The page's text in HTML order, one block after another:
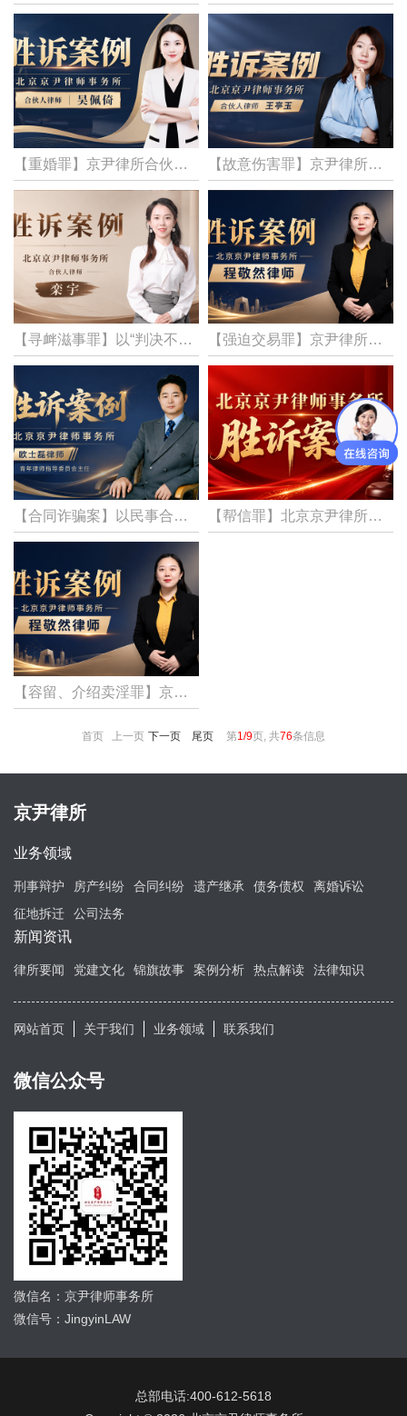
【重婚罪】京尹律所合伙人律师吴佩倚，代理重婚罪一案，当事人获不起诉决定！ 【故意伤害罪】京尹律所合伙人律师王亭玉，代理故意伤害罪一案，当事人获不起诉！
【寻衅滋事罪】以“判决不公”为由，多次上法院闹事，京尹律所合伙人律师栾宇代理寻衅滋事罪一案，当事人获缓刑！ 【强迫交易罪】京尹律所程敬然律师代理强迫交易罪案件，成功变更罪名定性，当事人获从轻处罚！
【合同诈骗案】以民事合同伪装诈骗近60万元！京尹律所欧士磊律师代理涉嫌合同诈骗案，成功推动刑事立案，56.9万元被追回，嫌疑人被依法刑拘 【帮信罪】北京京尹律所代理帮助信息网络犯罪活动罪（帮信罪）一案，成功为当事人争取到不起诉决定！
【容留、介绍卖淫罪】京尹律所程敬然律师代理组织卖淫罪一案，成功变更罪名定性为容留、介绍卖淫罪，当事人获从轻处罚！
首页 上一页 下一页 尾页 第1/9页, 共76条信息
京尹律所
业务领域
刑事辩护 房产纠纷 合同纠纷 遗产继承 债务债权
离婚诉讼
征地拆迁
公司法务
新闻资讯
律所要闻 党建文化 锦旗故事 案例分析 热点解读 法律知识
网站首页 关于我们 业务领域 联系我们
微信公众号
微信名：京尹律师事务所
微信号：JingyinLAW
总部电话:400-612-5618